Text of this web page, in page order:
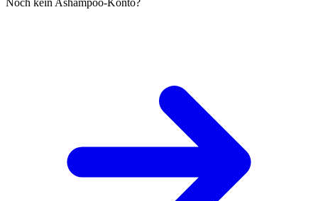
Noch kein Ashampoo-Konto?